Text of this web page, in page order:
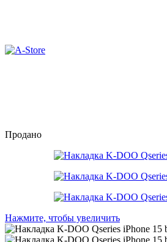
Продано
Нажмите, чтобы увеличить